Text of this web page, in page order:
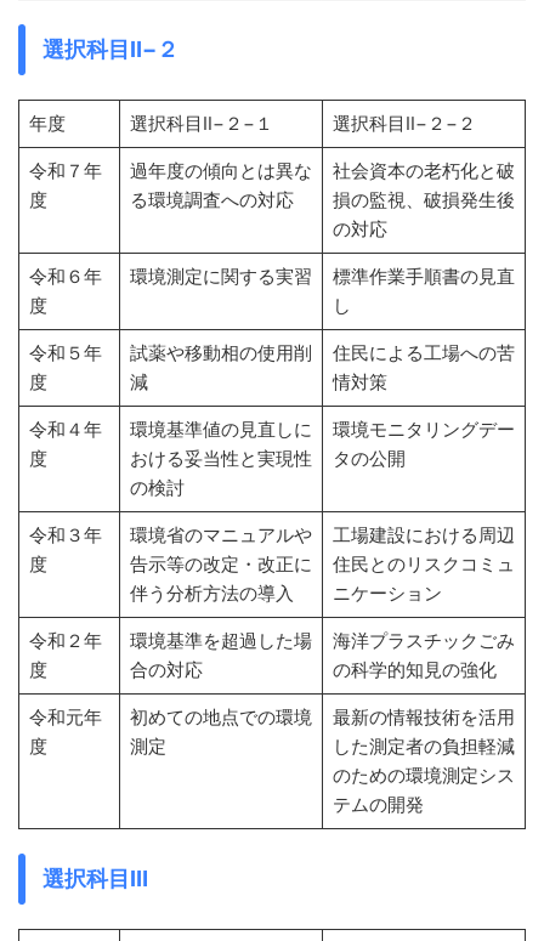
選択科目Ⅱ−２
年度 選択科目Ⅱ−２−１ 選択科目Ⅱ−２−２
令和７年
度
過年度の傾向とは異な
る環境調査への対応
社会資本の老朽化と破
損の監視、破損発生後
の対応
令和６年
度
環境測定に関する実習
標準作業手順書の見直
し
令和５年
度
試薬や移動相の使用削
減
住民による工場への苦
情対策
令和４年
度
環境基準値の見直しに
おける妥当性と実現性
の検討
環境モニタリングデー
タの公開
令和３年
度
環境省のマニュアルや
告示等の改定・改正に
伴う分析方法の導入
工場建設における周辺
住民とのリスクコミュ
ニケーション
令和２年
度
環境基準を超過した場
合の対応
海洋プラスチックごみ
の科学的知見の強化
令和元年
度
初めての地点での環境
測定
最新の情報技術を活用
した測定者の負担軽減
のための環境測定シス
テムの開発
選択科目Ⅲ